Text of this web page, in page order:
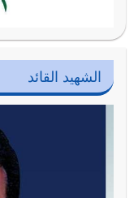
الشهيد القائد